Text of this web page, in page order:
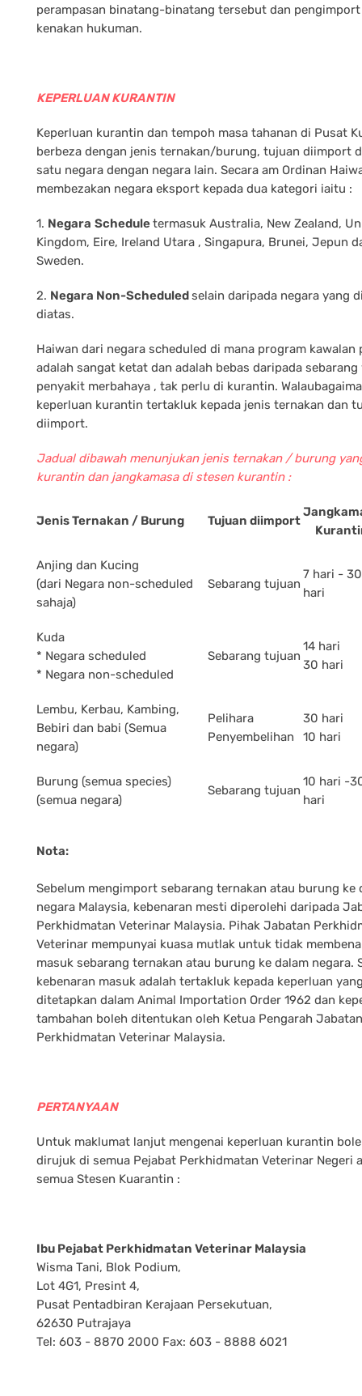
perampasan binatang-binatang tersebut dan
kenakan hukuman.
KEPERLUAN KURANTIN
Keperluan kurantin dan tempoh masa tahanan di Pusat
berbeza dengan jenis ternakan/burung, tujuan diimport
satu negara dengan negara lain. Secara am Ordinan
membezakan negara eksport kepada dua kategori iaitu :
1. Negara Scheduletermasuk Australia, New Zealand,
Kingdom, Eire, Ireland Utara , Singapura, Brunei, Jepun
Sweden.
2. Negara Non-Scheduledselain daripada negara yang
diatas.
Haiwan dari negara scheduled di mana program kawalan
adalah sangat ketat dan adalah bebas daripada sebarang
penyakit merbahaya , tak perlu di kurantin.
keperluan kurantin tertakluk kepada jenis ternakan dan
diimport.
Jadual dibawah menunjukan jenis ternakan / burung
kurantin dan jangkamasa di stesen kurantin :
Jenis Ternakan / Burung Tujuan diimport
Anjing dan Kucing
(dari Negara non-scheduled
sahaja)
Sebarang tujuan
7 hari - 30
hari
Kuda
* Negara scheduled
* Negara non-scheduled
Sebarang tujuan
14 hari
30 hari
Lembu, Kerbau, Kambing,
Bebiri dan babi (Semua
negara)
Pelihara
Penyembelihan
30 hari
10 hari
Burung (semua species)
(semua negara)
Sebarang tujuan
10 hari -
hari
Nota:
Sebelum mengimport sebarang ternakan atau burung ke
negara Malaysia, kebenaran mesti diperolehi daripada
Perkhidmatan Veterinar Malaysia. Pihak Jabatan
Veterinar mempunyai kuasa mutlak untuk tidak
masuk sebarang ternakan atau burung ke dalam negara.
kebenaran masuk adalah tertakluk kepada keperluan
ditetapkan dalam Animal Importation Order 1962 dan
tambahan boleh ditentukan oleh Ketua Pengarah Jabatan
Perkhidmatan Veterinar Malaysia.
PERTANYAAN
Untuk maklumat lanjut mengenai keperluan kurantin
dirujuk di semua Pejabat Perkhidmatan Veterinar Negeri
semua Stesen Kuarantin :
Ibu Pejabat Perkhidmatan Veterinar Malaysia
Wisma Tani, Blok Podium,
Lot 4G1, Presint 4,
Pusat Pentadbiran Kerajaan Persekutuan,
62630 Putrajaya
Tel: 603 - 8870 2000 Fax: 603 - 8888 6021